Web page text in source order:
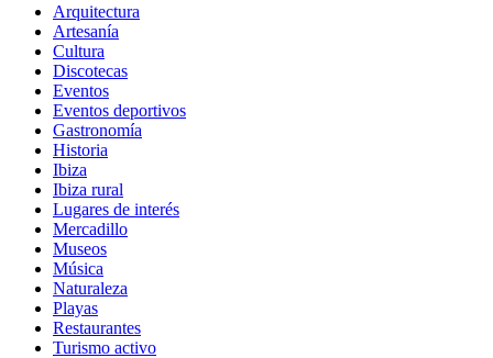
Arquitectura
Artesanía
Cultura
Discotecas
Eventos
Eventos deportivos
Gastronomía
Historia
Ibiza
Ibiza rural
Lugares de interés
Mercadillo
Museos
Música
Naturaleza
Playas
Restaurantes
Turismo activo